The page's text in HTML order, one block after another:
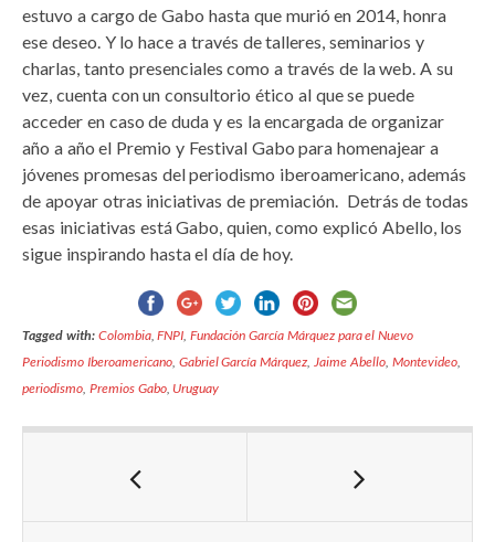
estuvo a cargo de Gabo hasta que murió en 2014, honra
ese deseo. Y lo hace a través de talleres, seminarios y
charlas, tanto presenciales como a través de la web. A su
vez, cuenta con un consultorio ético al que se puede
acceder en caso de duda y es la encargada de organizar
año a año el Premio y Festival Gabo para homenajear a
jóvenes promesas del periodismo iberoamericano, además
de apoyar otras iniciativas de premiación. Detrás de todas
esas iniciativas está Gabo, quien, como explicó Abello, los
sigue inspirando hasta el día de hoy.
Tagged with: Colombia,FNPI ,Fundación García Márquez para el Nuevo
Periodismo Iberoamericano, Gabriel García Márquez Jaime Abello, Montevideo,
periodismo Premios Gabo, Uruguay